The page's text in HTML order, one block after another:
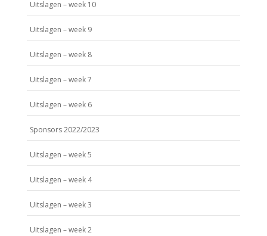
Uitslagen – week 10
Uitslagen – week 9
Uitslagen – week 8
Uitslagen – week 7
Uitslagen – week 6
Sponsors 2022/2023
Uitslagen – week 5
Uitslagen – week 4
Uitslagen – week 3
Uitslagen – week 2